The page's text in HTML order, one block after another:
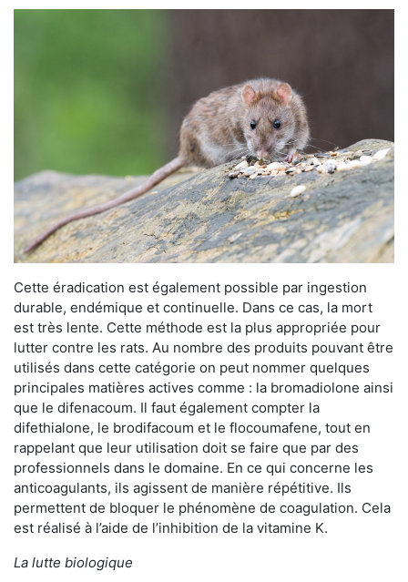
Cette éradication est également possible par ingestion
durable, endémique et continuelle. Dans ce cas, la mort
est très lente. Cette méthode est la plus appropriée pour
lutter contre les rats. Au nombre des produits pouvant être
utilisés dans cette catégorie on peut nommer quelques
principales matières actives comme : la bromadiolone ainsi
que le difenacoum. Il faut également compter la
difethialone, le brodifacoum et le flocoumafene, tout en
rappelant que leur utilisation doit se faire que par des
professionnels dans le domaine. En ce qui concerne les
anticoagulants, ils agissent de manière répétitive. Ils
permettent de bloquer le phénomène de coagulation. Cela
est réalisé à l’aide de l’inhibition de la vitamine K.
La lutte biologique